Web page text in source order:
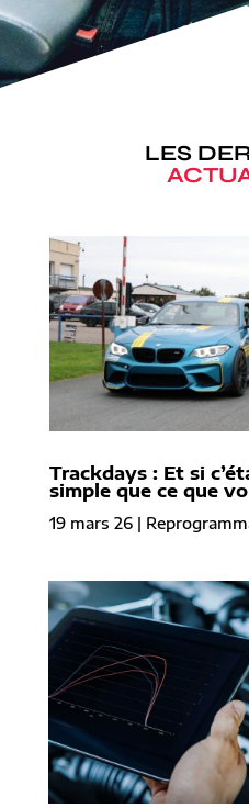
LES
Trackdays : Et si
simple que ce que
19 mars 26|